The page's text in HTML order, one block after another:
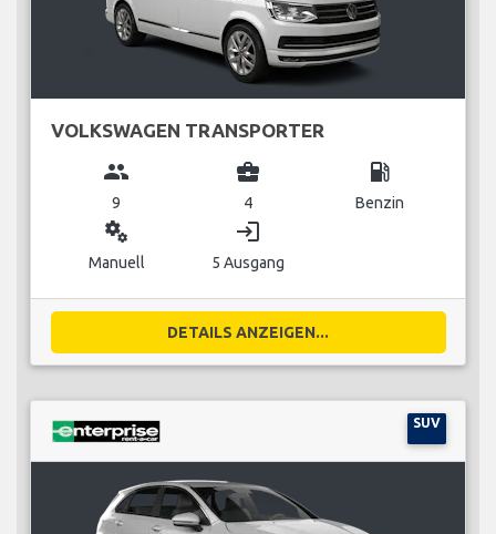
VOLKSWAGEN TRANSPORTER
group
9
business_center
4
local_gas_station
Benzin
miscellaneous_services
Manuell
login
5 Ausgang
DETAILS ANZEIGEN...
SUV